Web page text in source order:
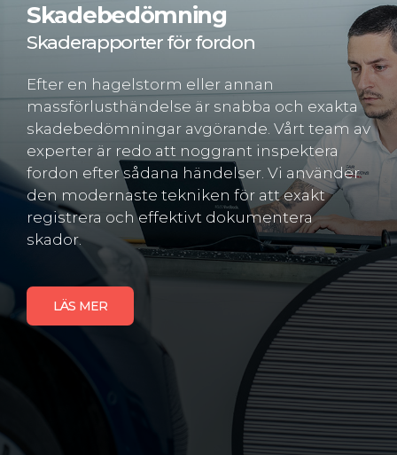
Skadebedömning
Skaderapporter för fordon
Efter en hagelstorm eller annan
massförlusthändelse är snabba och exakta
skadebedömningar avgörande. Vårt team av
experter är redo att noggrant inspektera
fordon efter sådana händelser. Vi använder
den modernaste tekniken för att exakt
registrera och effektivt dokumentera
skador.
LÄS MER